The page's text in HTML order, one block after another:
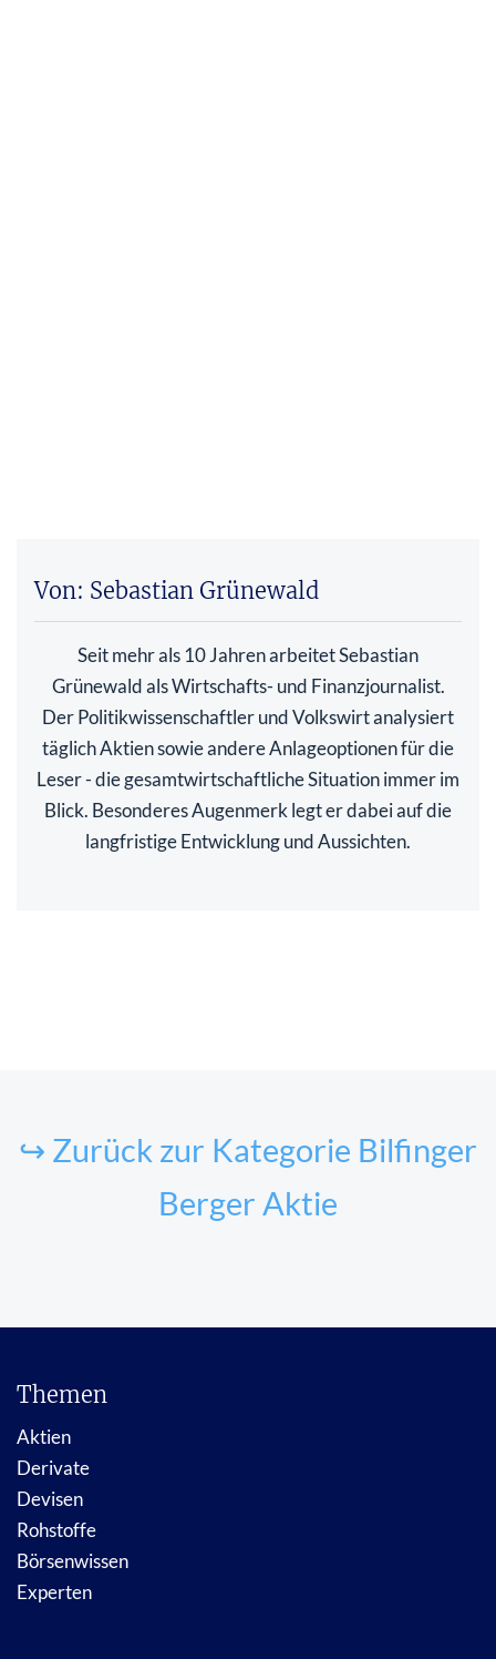
Von: Sebastian Grünewald
Seit mehr als 10 Jahren arbeitet Sebastian
Grünewald als Wirtschafts- und Finanzjournalist.
Der Politikwissenschaftler und Volkswirt analysiert
täglich Aktien sowie andere Anlageoptionen für die
Leser - die gesamtwirtschaftliche Situation immer im
Blick. Besonderes Augenmerk legt er dabei auf die
langfristige Entwicklung und Aussichten.
↪ Zurück zur Kategorie Bilfinger
Berger Aktie
Themen
Aktien
Derivate
Devisen
Rohstoffe
Börsenwissen
Experten